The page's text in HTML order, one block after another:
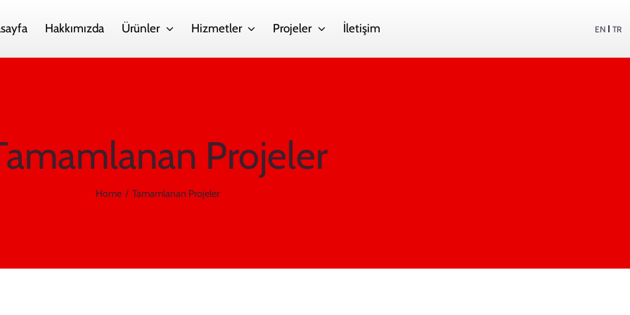
Hakkımızda Ürünler Hizmetler Projeler İletişim EN TR
Projeler
Home Tamamlanan Projeler